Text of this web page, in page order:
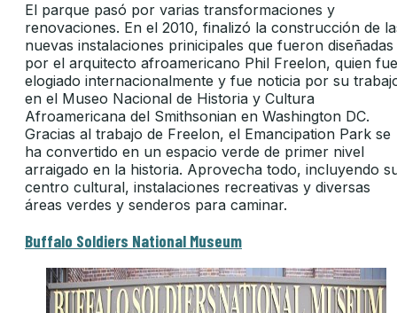
El parque pasó por varias transformaciones y
renovaciones. En el 2010, finalizó la construcción de
nuevas instalaciones prinicipales que fueron diseñadas
por el arquitecto afroamericano Phil Freelon, quien fue
elogiado internacionalmente y fue noticia por su
en el Museo Nacional de Historia y Cultura
Afroamericana del Smithsonian en Washington DC.
Gracias al trabajo de Freelon, el Emancipation Park se
ha convertido en un espacio verde de primer nivel
arraigado en la historia. Aprovecha todo, incluyendo
centro cultural, instalaciones recreativas y diversas
áreas verdes y senderos para caminar.
Buffalo Soldiers National Museum